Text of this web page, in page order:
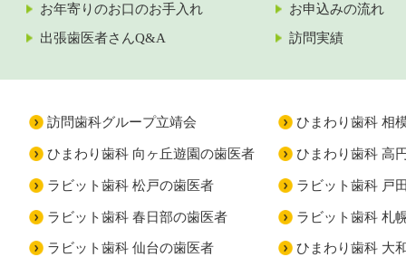
お年寄りのお口のお手入れ
お申込みの流れ
出張歯医者さんQ&A
訪問実績
訪問歯科グループ立靖会 ひまわり歯科 相
ひまわり歯科 向ヶ丘遊園の歯医者 ひまわり歯科 高
ラビット歯科 松戸の歯医者 ラビット歯科 戸
ラビット歯科 春日部の歯医者 ラビット歯科 札
ラビット歯科 仙台の歯医者 ひまわり歯科 大